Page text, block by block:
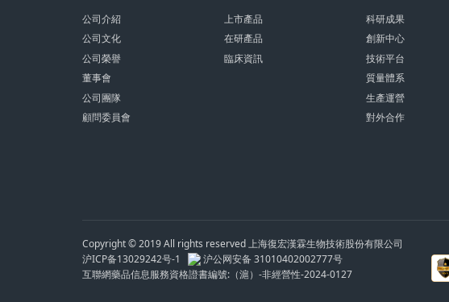
公司介紹
公司文化
公司榮譽
董事會
公司團隊
顧問委員會
上市產品
在研產品
臨床資訊
科研成果
創新中心
技術平台
質量體系
生產運營
對外合作
Copyright © 2019 All rights reserved 上海復宏漢霖生物技術股份有限公司
沪ICP备13029242号-1
沪公网安备 31010402002777号
互聯網藥品信息服務資格證書編號:（滬）-非經營性-2024-0127